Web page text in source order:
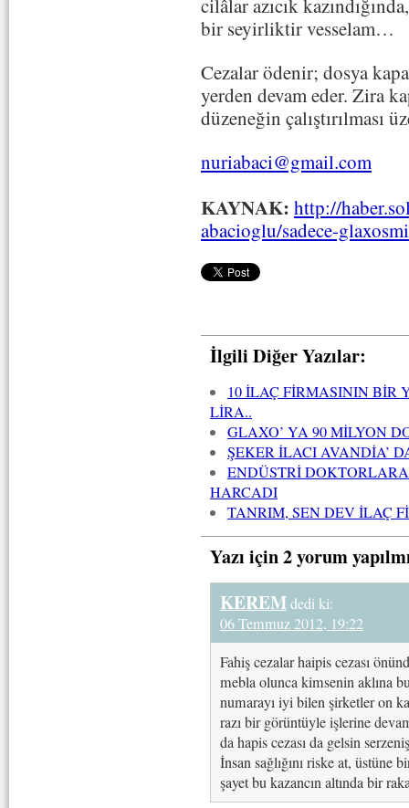
bir seyirliktir vesselam…
Cezalar ödenir; dosya
yerden devam eder. Zira
düzeneğin çalıştırılması
nuriabaci@gmail.com
KAYNAK: http://
abacioglu/sadece-
İlgili Diğer Yazılar:
10 İLAÇ FİRMASININ BİR
LİRA..
GLAXO’ YA 90 MİLYON
ŞEKER İLACI AVANDİA’
ENDÜSTRİ
HARCADI
TANRIM, SEN DEV İLAÇ
Yazı için 2 yorum
KEREMdedi ki:
06 Temmuz 2012, 19:22
Fahiş cezalar haipis cezası
mebla olunca kimsenin aklına
numarayı iyi bilen şirketler on
razı bir görüntüyle işlerine
da hapis cezası da gelsin
İnsan sağlığını riske at, üstüne
şayet bu kazancın altında bir